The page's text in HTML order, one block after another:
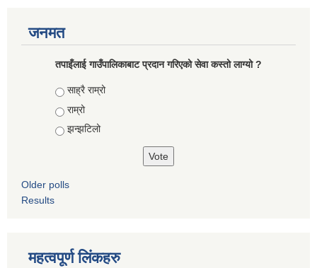
जनमत
तपाइँलाई गाउँपालिकाबाट प्रदान गरिएको सेवा कस्तो लाग्यो ?
Choices
साह्रै राम्रो
राम्रो
झन्झटिलो
Older polls
Results
महत्वपूर्ण लिंकहरु